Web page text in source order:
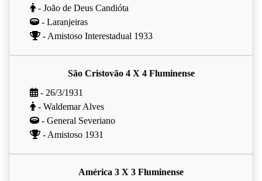
- João de Deus Candióta
- Laranjeiras
- Amistoso Interestadual 1933
São Cristovão 4 X 4 Fluminense
- 26/3/1931
- Waldemar Alves
- General Severiano
- Amistoso 1931
América 3 X 3 Fluminense